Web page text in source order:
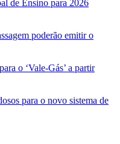
de Ensino para 2026
poderão emitir o
o ‘Vale-Gás’ a partir
para o novo sistema de